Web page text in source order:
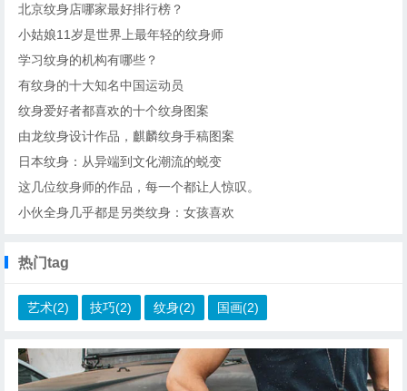
北京纹身店哪家最好排行榜？
小姑娘11岁是世界上最年轻的纹身师
学习纹身的机构有哪些？
有纹身的十大知名中国运动员
纹身爱好者都喜欢的十个纹身图案
由龙纹身设计作品，麒麟纹身手稿图案
日本纹身：从异端到文化潮流的蜕变
这几位纹身师的作品，每一个都让人惊叹。
小伙全身几乎都是另类纹身：女孩喜欢
热门tag
艺术(2) 技巧(2) 纹身(2) 国画(2)